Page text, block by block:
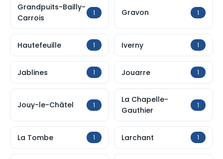
Grandpuits-Bailly-
Carrois
1 Gravon 1
Hautefeuille 1 Iverny 1
Jablines 1 Jouarre 1
Jouy-le-Châtel 1
La Chapelle-
Gauthier
1
La Tombe 1 Larchant 1